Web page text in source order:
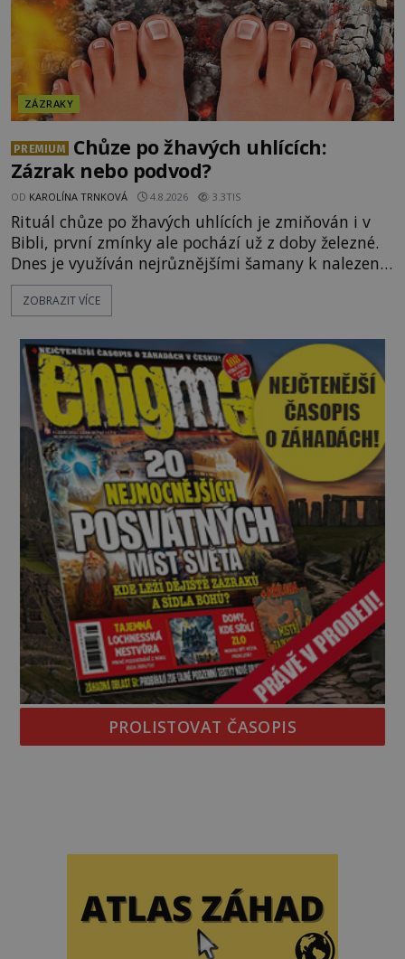
ZÁZRAKY
PREMIUM
Chůze po žhavých uhlících:
Zázrak nebo podvod?
OD KAROLÍNA TRNKOVÁ 4.8.2026 3.3TIS
Rituál chůze po žhavých uhlících je zmiňován i v
Bibli, první zmínky ale pochází už z doby železné.
Dnes je využíván nejrůznějšími šamany k nalezení
spirituální síly či vnitřního klidu. Jak funguje a proč
si při něm člověk nepopálí nohy, což bylo
nadpřirozeného? Histori
ZOBRAZIT VÍCE
PROLISTOVAT ČASOPIS